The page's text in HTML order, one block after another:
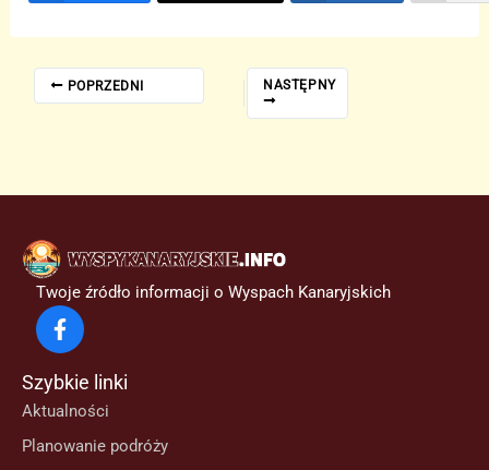
POPRZEDNI NASTĘPNY
Twoje źródło informacji o Wyspach Kanaryjskich
Szybkie linki
Aktualności
Planowanie podróży